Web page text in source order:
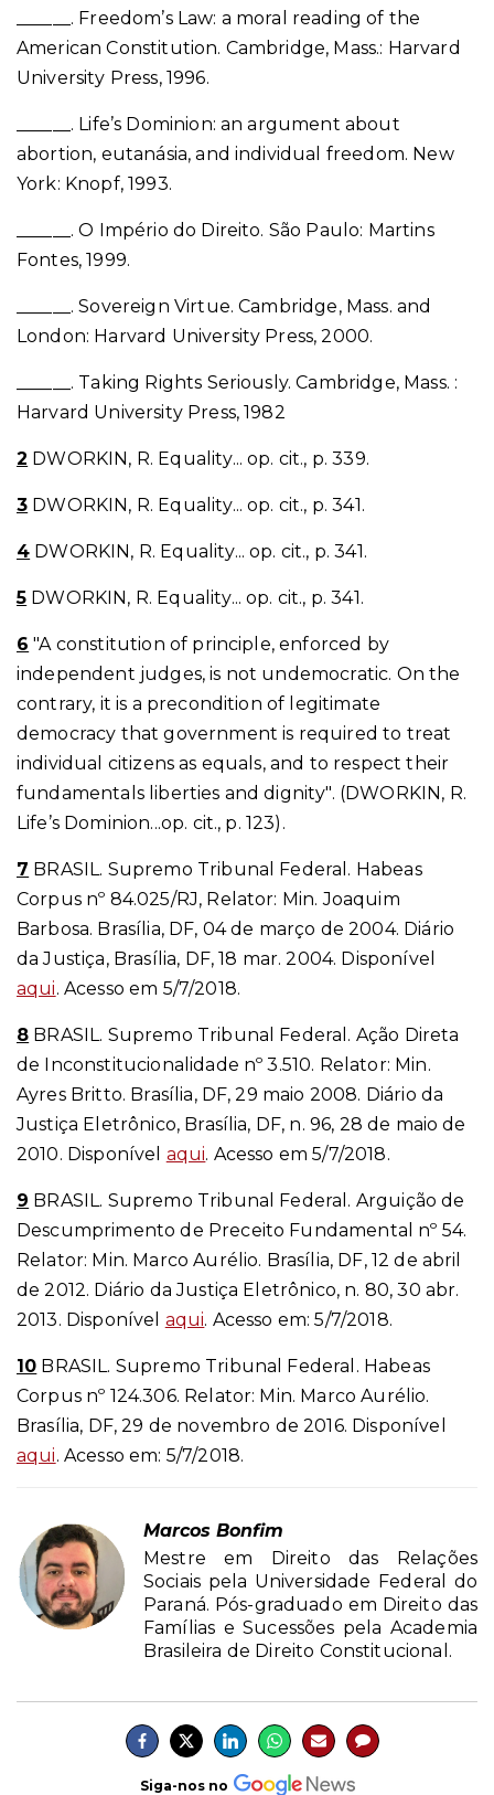
______. Freedom’s Law: a moral reading of the
American Constitution. Cambridge, Mass.: Harvard
University Press, 1996.
______. Life’s Dominion: an argument about
abortion, eutanásia, and individual freedom. New
York: Knopf, 1993.
______. O Império do Direito. São Paulo: Martins
Fontes, 1999.
______. Sovereign Virtue. Cambridge, Mass. and
London: Harvard University Press, 2000.
______. Taking Rights Seriously. Cambridge, Mass. :
Harvard University Press, 1982
2 DWORKIN, R. Equality... op. cit., p. 339.
3 DWORKIN, R. Equality... op. cit., p. 341.
4 DWORKIN, R. Equality... op. cit., p. 341.
5 DWORKIN, R. Equality... op. cit., p. 341.
6 "A constitution of principle, enforced by
independent judges, is not undemocratic. On the
contrary, it is a precondition of legitimate
democracy that government is required to treat
individual citizens as equals, and to respect their
fundamentals liberties and dignity". (DWORKIN, R.
Life’s Dominion...op. cit., p. 123).
7 BRASIL. Supremo Tribunal Federal. Habeas
Corpus nº 84.025/RJ, Relator: Min. Joaquim
Barbosa. Brasília, DF, 04 de março de 2004. Diário
da Justiça, Brasília, DF, 18 mar. 2004. Disponível
aqui. Acesso em 5/7/2018.
8 BRASIL. Supremo Tribunal Federal. Ação Direta
de Inconstitucionalidade nº 3.510. Relator: Min.
Ayres Britto. Brasília, DF, 29 maio 2008. Diário da
Justiça Eletrônico, Brasília, DF, n. 96, 28 de maio de
2010. Disponível aqui. Acesso em 5/7/2018.
9 BRASIL. Supremo Tribunal Federal. Arguição de
Descumprimento de Preceito Fundamental nº 54.
Relator: Min. Marco Aurélio. Brasília, DF, 12 de abril
de 2012. Diário da Justiça Eletrônico, n. 80, 30 abr.
2013. Disponível aqui. Acesso em: 5/7/2018.
10 BRASIL. Supremo Tribunal Federal. Habeas
Corpus nº 124.306. Relator: Min. Marco Aurélio.
Brasília, DF, 29 de novembro de 2016. Disponível
aqui. Acesso em: 5/7/2018.
Marcos Bonfim
Mestre em Direito das Relações
Sociais pela Universidade Federal do
Paraná. Pós-graduado em Direito das
Famílias e Sucessões pela Academia
Brasileira de Direito Constitucional.
Siga-nos no